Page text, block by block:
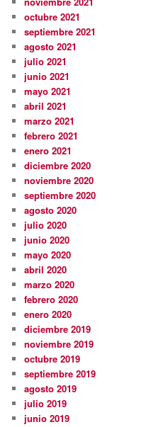
octubre 2021
septiembre 2021
agosto 2021
julio 2021
junio 2021
mayo 2021
abril 2021
marzo 2021
febrero 2021
enero 2021
diciembre 2020
noviembre 2020
septiembre 2020
agosto 2020
julio 2020
junio 2020
mayo 2020
abril 2020
marzo 2020
febrero 2020
enero 2020
diciembre 2019
noviembre 2019
octubre 2019
septiembre 2019
agosto 2019
julio 2019
junio 2019